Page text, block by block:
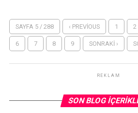
SAYFA 5 / 288 ‹ PREVIOUS 1 2
6 7 8 9 SONRAKI ›
REKLAM
SON BLOG